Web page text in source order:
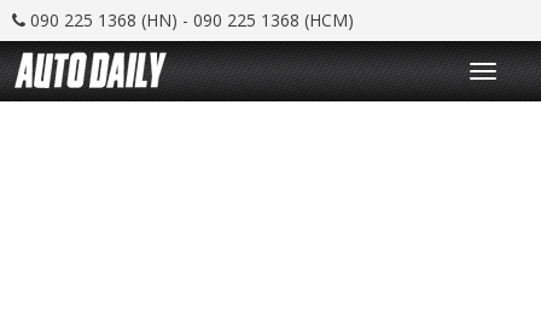
090 225 1368 (HN) - 090 225 1368 (HCM)
T
o
g